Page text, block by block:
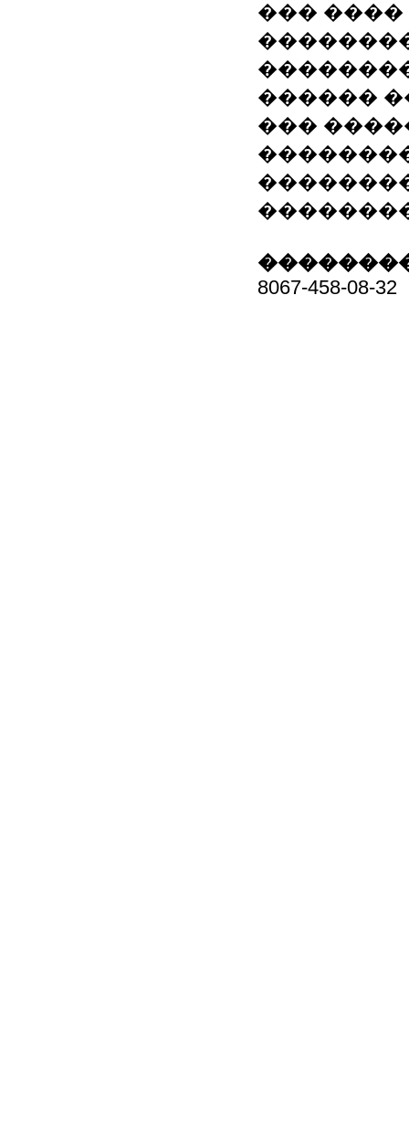
��� ����
������
���
��������
���������
8067-458-08-32